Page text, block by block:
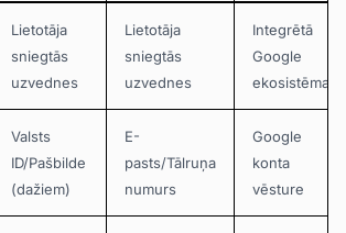
Lietotāja
sniegtās
uzvednes
Lietotāja
sniegtās
uzvednes
Integrētā
Google
ekosistēma
Valsts
ID/Pašbilde
(dažiem)
E-
pasts/Tālruņa
numurs
Google
konta
vēsture